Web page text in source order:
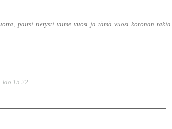
paitsi tietysti viime vuosi ja tämä vuosi koronan takia.
klo 15.22